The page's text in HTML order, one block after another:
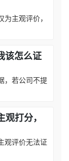
主观评价，
该怎么证
，若公司不提
打分，
观评价无法证